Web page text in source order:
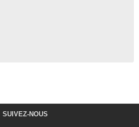
SUIVEZ-NOUS